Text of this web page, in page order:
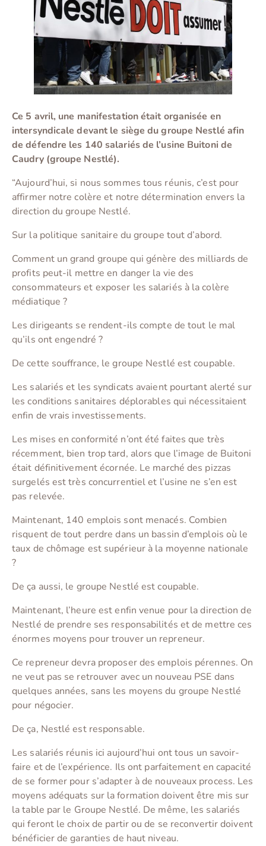
Ce 5 avril, une manifestation était organisée en
intersyndicale devant le siège du groupe Nestlé afin
de défendre les 140 salariés de l’usine Buitoni de
Caudry (groupe Nestlé).
“Aujourd’hui, si nous sommes tous réunis, c’est pour
affirmer notre colère et notre détermination envers la
direction du groupe Nestlé.
Sur la politique sanitaire du groupe tout d’abord.
Comment un grand groupe qui génère des milliards de
profits peut-il mettre en danger la vie des
consommateurs et exposer les salariés à la colère
médiatique ?
Les dirigeants se rendent-ils compte de tout le mal
qu’ils ont engendré ?
De cette souffrance, le groupe Nestlé est coupable.
Les salariés et les syndicats avaient pourtant alerté sur
les conditions sanitaires déplorables qui nécessitaient
enfin de vrais investissements.
Les mises en conformité n’ont été faites que très
récemment, bien trop tard, alors que l’image de Buitoni
était définitivement écornée. Le marché des pizzas
surgelés est très concurrentiel et l’usine ne s’en est
pas relevée.
Maintenant, 140 emplois sont menacés. Combien
risquent de tout perdre dans un bassin d’emplois où le
taux de chômage est supérieur à la moyenne nationale
?
De ça aussi, le groupe Nestlé est coupable.
Maintenant, l’heure est enfin venue pour la direction de
Nestlé de prendre ses responsabilités et de mettre ces
énormes moyens pour trouver un repreneur.
Ce repreneur devra proposer des emplois pérennes. On
ne veut pas se retrouver avec un nouveau PSE dans
quelques années, sans les moyens du groupe Nestlé
pour négocier.
De ça, Nestlé est responsable.
Les salariés réunis ici aujourd’hui ont tous un savoir-
faire et de l’expérience. Ils ont parfaitement en capacité
de se former pour s’adapter à de nouveaux process. Les
moyens adéquats sur la formation doivent être mis sur
la table par le Groupe Nestlé. De même, les salariés
qui feront le choix de partir ou de se reconvertir doivent
bénéficier de garanties de haut niveau.